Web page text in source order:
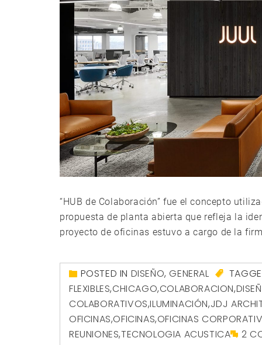
“HUB de Colaboración” fue el concepto
propuesta de planta abierta que refleja la
proyecto de oficinas estuvo a cargo de la
POSTED IN DISEÑO,GENERAL
FLEXIBLES,CHICAGO,COLABORACION,
COLABORATIVOS,ILUMINACIÓN,JDJ
OFICINAS,OFICINAS,OFICINAS
REUNIONES,TECNOLOGIA ACUSTICA 2